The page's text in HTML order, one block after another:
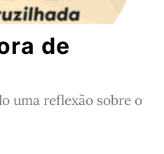
de
uma reflexão sobre o